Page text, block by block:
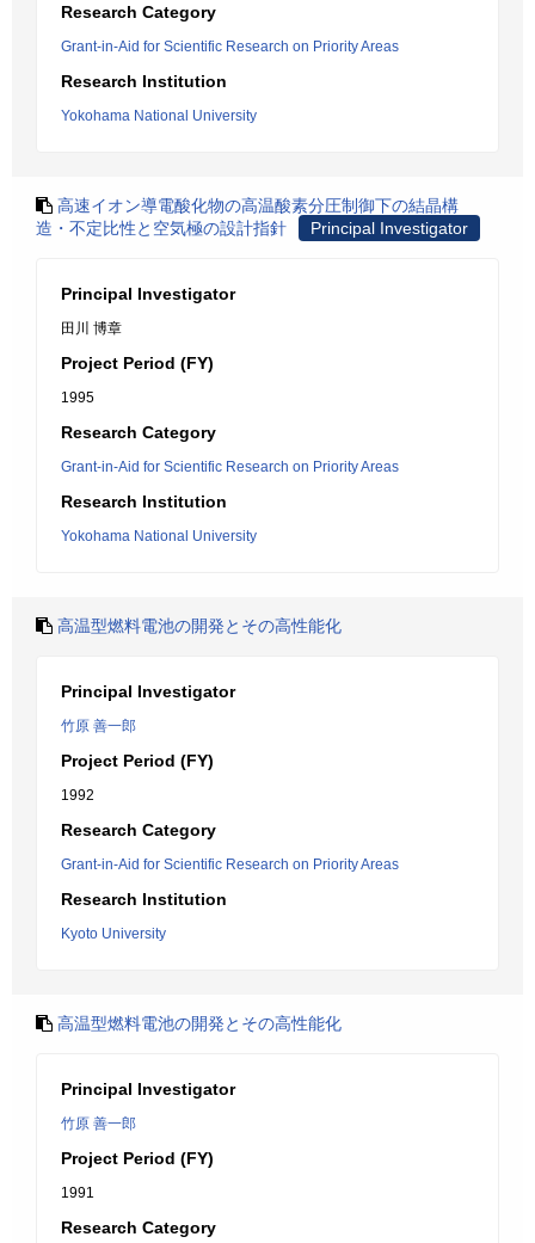
Research Category
Grant-in-Aid for Scientific Research on Priority Areas
Research Institution
Yokohama National University
高速イオン導電酸化物の高温酸素分圧制御下の結晶構
造・不定比性と空気極の設計指針
Principal Investigator
Principal Investigator
田川 博章
Project Period (FY)
1995
Research Category
Grant-in-Aid for Scientific Research on Priority Areas
Research Institution
Yokohama National University
高温型燃料電池の開発とその高性能化
Principal Investigator
竹原 善一郎
Project Period (FY)
1992
Research Category
Grant-in-Aid for Scientific Research on Priority Areas
Research Institution
Kyoto University
高温型燃料電池の開発とその高性能化
Principal Investigator
竹原 善一郎
Project Period (FY)
1991
Research Category